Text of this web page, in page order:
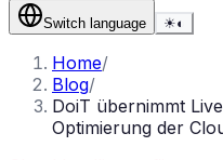
Switch language ☀◐
Home/
Blog/
DoiT übernimmt
Optimierung der